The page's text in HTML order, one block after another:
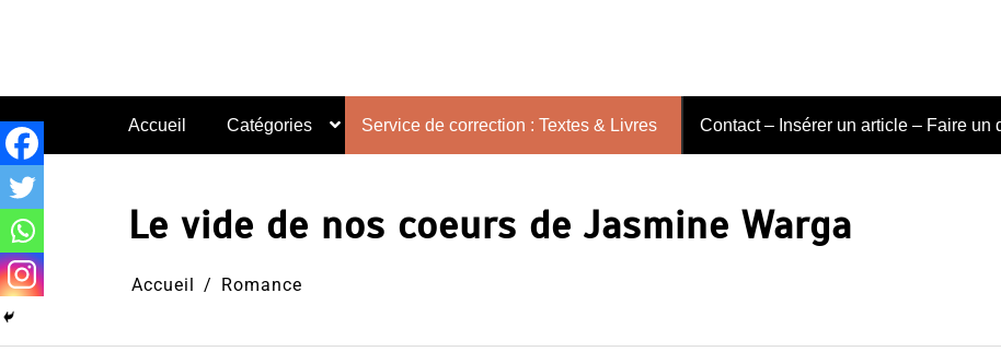
Accueil Catégories Service de correction : Textes & Livres Contact – Insérer un article – Faire un
Le vide de nos coeurs de Jasmine Warga
Accueil Romance